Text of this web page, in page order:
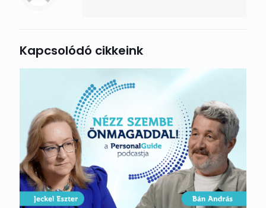
Kapcsolódó cikkeink